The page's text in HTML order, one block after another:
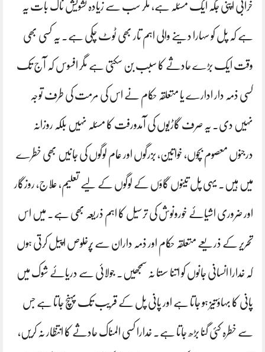
خرابی اپنی جگہ ایک مسئلہ ہے، مگر سب سے زیادہ تشویش ناک بات یہ
ہے کہ پل کو سہارا دینے والی اہم تار بھی ٹوٹ چکی ہے۔ یہ کسی بھی
وقت ایک بڑے حادثے کا سبب بن سکتی ہے مگر افسوس کہ آج تک
کسی ذمہ دار ادارے یا متعلقہ حکام نے اس کی مرمت کی طرف توجہ
نہیں دی۔ یہ صرف گاڑیوں کی آمدورفت کا مسئلہ نہیں بلکہ روزانہ
درجنوں معصوم بچوں، خواتین، بزرگوں اور عام لوگوں کی جانیں بھی خطرے
میں ہیں۔ یہی پل تینوں گاؤں کے لوگوں کے لیے تعلیم، علاج، روزگار
اور ضروری اشیائے خورونوش کی ترسیل کا اہم ذریعہ بھی ہے۔ میں اس
تحریر کے ذریعے متعلقہ حکام اور ذمہ داران سے پُرخلوص اپیل کرتی ہوں
کہ خدارا انسانی جانوں کو اتنا سستا نہ سمجھیں۔ جولائی سے دریائے شوک میں
پانی کا بہاؤ تیز ہو جاتا ہے اور پانی پل کے قریب تک پہنچ جاتا ہے جس
سے خطرہ کئی گنا بڑھ جاتا ہے۔ خدارا کسی المناک حادثے کا انتظار نہ کریں،